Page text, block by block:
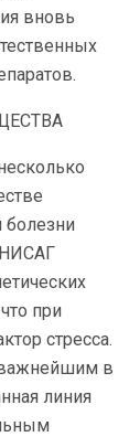
вновь
болезни
НИСАГ
при
стресса.
важнейшим в
линия